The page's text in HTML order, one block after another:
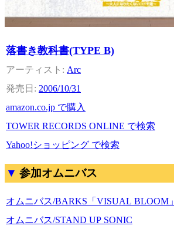
落書き教科書(TYPE B)
Arc
2006/10/31
amazon.co.jp で購入
TOWER RECORDS ONLINE で検索
Yahoo!ショッピング で検索
参加オムニバス
オムニバス/BARKS「VISUAL BLOOM」
オムニバス/STAND UP SONIC